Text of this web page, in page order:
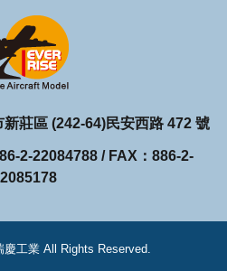
莊區 (242-64)民安西路 472 號
2-22084788 / FAX：886-2-
工業 All Rights Reserved.